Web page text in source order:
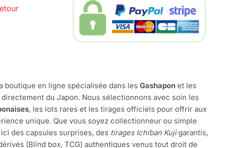
boutique en ligne spécialisée dans les Gashaponet les
du Japon. Nous sélectionnons avec soin les
, les lots rares et les tirages officiels pour offrir aux
unique. Que vous soyez collectionneur ou simple
des capsules surprises, des tirages Ichiban Kujigarantis,
(Blind box, TCG) authentiques venus tout droit de